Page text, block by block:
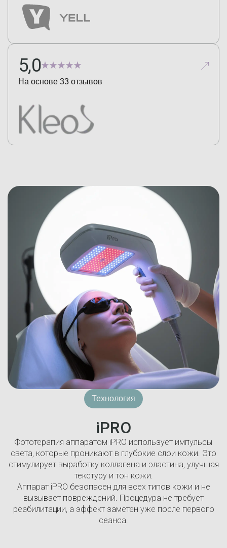
5,0
На основе 33 отзывов
Технология
iPRO
Фототерапия аппаратом iPRO использует импульсы
света, которые проникают в глубокие слои кожи. Это
стимулирует выработку коллагена и эластина, улучшая
текстуру и тон кожи.
Аппарат iPRO безопасен для всех типов кожи и не
вызывает повреждений. Процедура не требует
реабилитации, а эффект заметен уже после первого
сеанса.